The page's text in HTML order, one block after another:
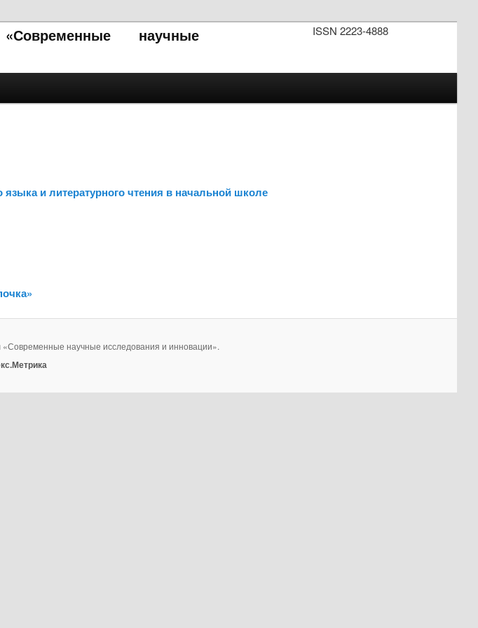
ISSN 2223-4888
научные
и литературного чтения в начальной школе
научные исследования и инновации».